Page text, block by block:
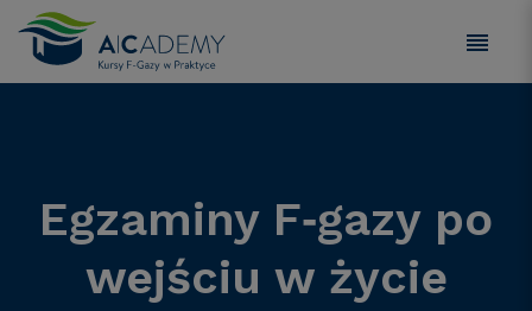
Egzaminy F‑gazy po
wejściu w życie